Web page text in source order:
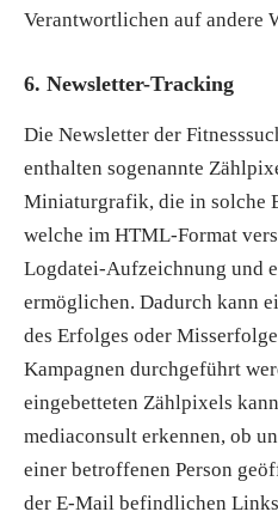
Verantwortlichen auf andere
6. Newsletter-Tracking
Die Newsletter der
enthalten sogenannte
Miniaturgrafik, die in solche
welche im HTML-Format
Logdatei-Aufzeichnung und
ermöglichen. Dadurch kann
des Erfolges oder
Kampagnen durchgeführt
eingebetteten Zählpixels
mediaconsult erkennen, ob
einer betroffenen Person
der E-Mail befindlichen